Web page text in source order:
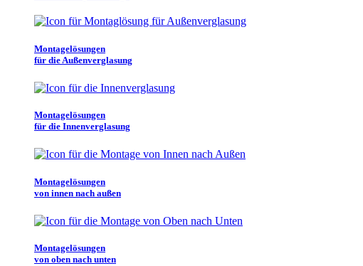
Montagelösungen
für die Außenverglasung
Montagelösungen
für die Innenverglasung
Montagelösungen
von innen nach außen
Montagelösungen
von oben nach unten